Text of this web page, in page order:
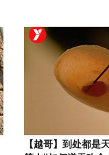
【越哥】到处都是